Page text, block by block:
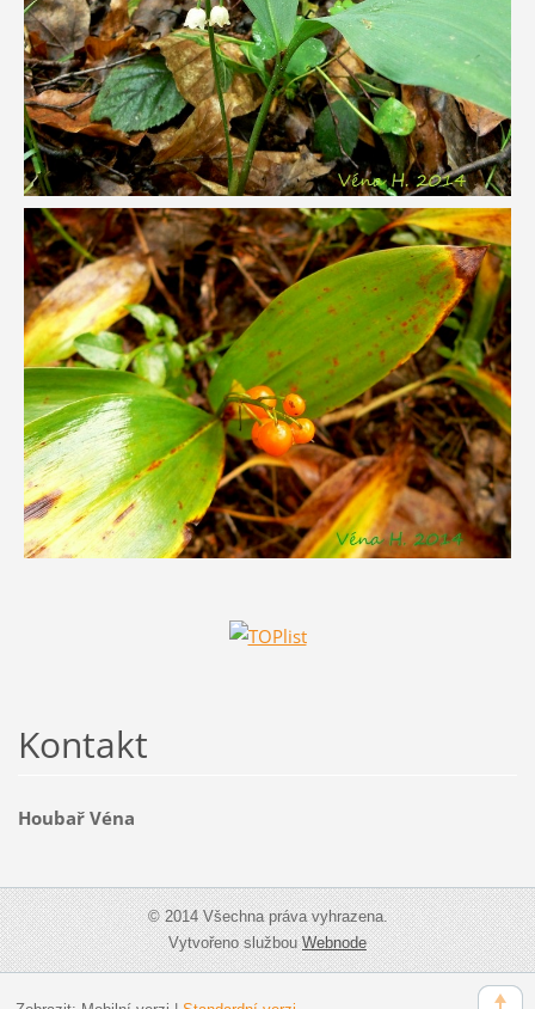
Kontakt
Houbař Véna
© 2014 Všechna práva vyhrazena.
Vytvořeno službouWebnode